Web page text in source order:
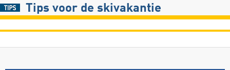
Tips voor de skivakantie